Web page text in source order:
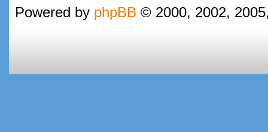
Powered by phpBB © 2000, 2002,